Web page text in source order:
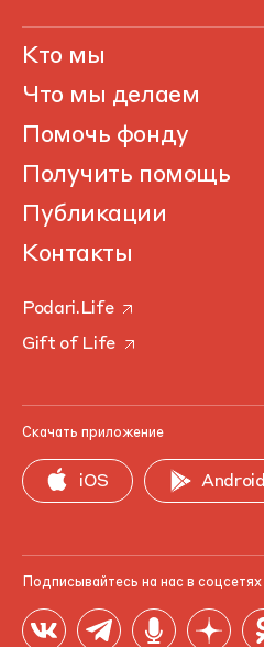
Кто мы
Что мы делаем
Помочь фонду
Получить помощь
Публикации
Контакты
Podari.Life
Gift of Life
Скачать приложение
iOS Android
Подписывайтесь на нас в соцсетях